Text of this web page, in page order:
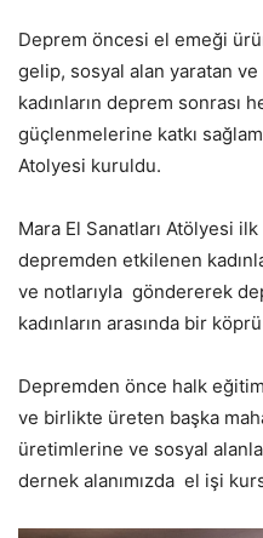
Deprem öncesi el emeği
gelip, sosyal alan yaratan
kadınların deprem sonrası
güçlenmelerine katkı
Atolyesi kuruldu.
Mara El Sanatları Atölyesi
depremden etkilenen
ve notlarıyla göndererek
kadınların arasında bir
Depremden önce halk
ve birlikte üreten başka
üretimlerine ve sosyal
dernek alanımızda el işi